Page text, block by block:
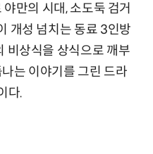
만의 시대, 소도둑 검거
개성 넘치는 동료 3인방
비상식을 상식으로 깨부
는 이야기를 그린 드라
다.